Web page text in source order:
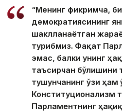
“Менинг фикримча,
демократиясининг
шаклланаётган
турибмиз. Фақат
эмас, балки унинг
таъсирчан бўлишини
тушунчанинг ўзи ҳам
Конституционализм
Парламентнинг